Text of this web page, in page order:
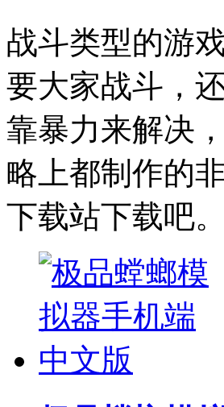
战斗类型的游
要大家战斗，
靠暴力来解决
略上都制作的
下载站下载吧。